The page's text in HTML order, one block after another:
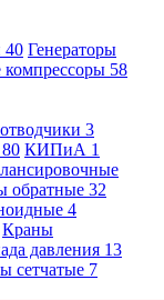
40 Генераторы
58
3
80 КИПиА 1
обратные 32
4
Краны
давления 13
сетчатые 7